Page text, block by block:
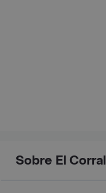
Sobre El